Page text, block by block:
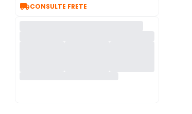
CONSULTE FRETE